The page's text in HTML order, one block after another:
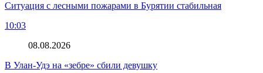
Ситуация с лесными пожарами в Бурятии стабильная
10:03
08.08.2026
В Улан-Удэ на «зебре» сбили девушку